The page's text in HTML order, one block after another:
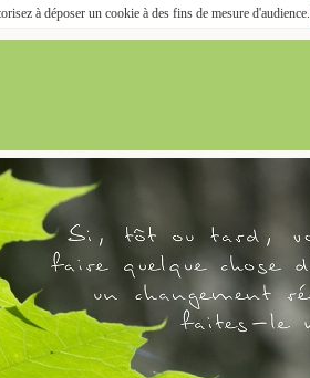
à déposer un cookie à des fins de mesure d'audience.